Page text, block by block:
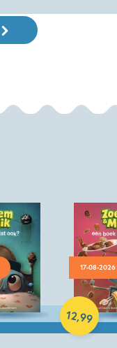
17-08-2026
12,99
Hardcover